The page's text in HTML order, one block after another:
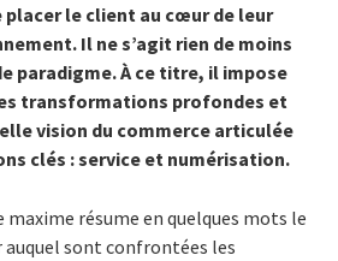
placer le client au cœur de leur
Il ne s’agit rien de moins
paradigme. À ce titre, il impose
transformations profondes et
vision du commerce articulée
clés : service et numérisation.
résume en quelques mots le
sont confrontées les